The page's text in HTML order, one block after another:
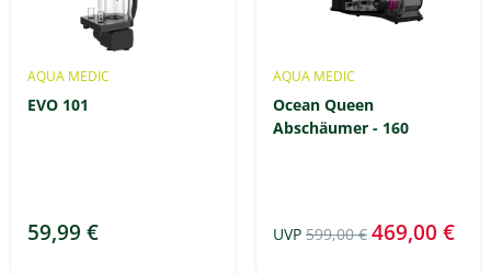
AQUA MEDIC
EVO 101
59,99 €
AQUA MEDIC
Ocean Queen
Abschäumer - 160
UVP 599,00 € 469,00 €